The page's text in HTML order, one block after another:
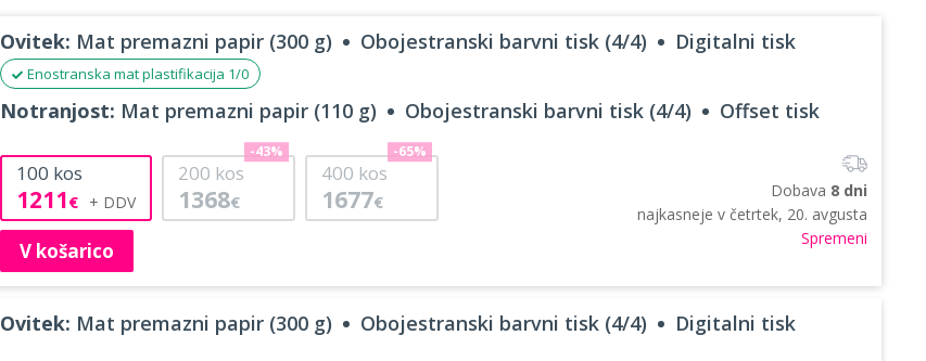
Ovitek: Mat premazni papir (300 g) Obojestranski barvni tisk (4/4) Digitalni tisk
Enostranska mat plastifikacija 1/0
Notranjost: Mat premazni papir (110 g) Obojestranski barvni tisk (4/4) Offset tisk
100 kos
1211€
200 kos
1368€
-43%
400 kos
1677€
-65%
V košarico
Dobava 8 dni
najkasneje v četrtek, 20. avgusta
Spremeni
Ovitek: Mat premazni papir (300 g) Obojestranski barvni tisk (4/4) Digitalni tisk